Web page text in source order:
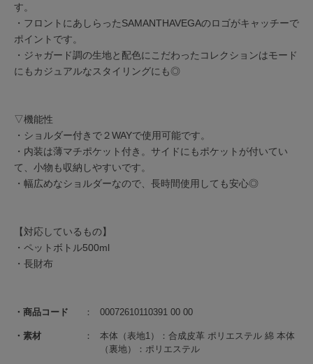
商品コード 00072610110391 00 00
素材
本体（表地1）：合成皮革 ポリエステル 綿 本体
（裏地）：ポリエステル
す。
・フロントにあしらったSAMANTHAVEGAのロゴがキャッチーで
ポイントです。
・ジャガード調の生地と配色にこだわったコレクションはモード
にもカジュアルなスタイリングにも◎
▽機能性
・ショルダー付きで２WAYで使用可能です。
・内装は薄マチポケット付き。サイドにもポケットが付いてい
て、小物も収納しやすいです。
・幅広めなショルダーなので、長時間使用しても安心◎
【対応しているもの】
・ペットボトル500ml
・長財布